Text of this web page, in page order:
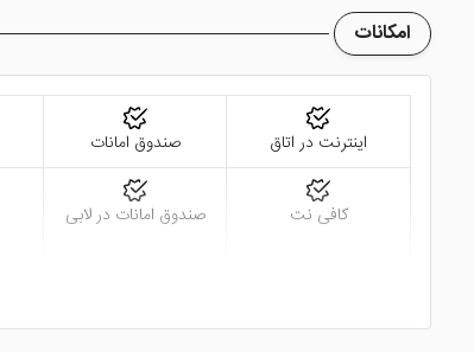
فاصله تامجتمع قضایی شهید بهشتی
(11.6 کیلومتر)امکانات
اینترنت در اتاق صندوق امانات
کافی نت صندوق امانات در لابی